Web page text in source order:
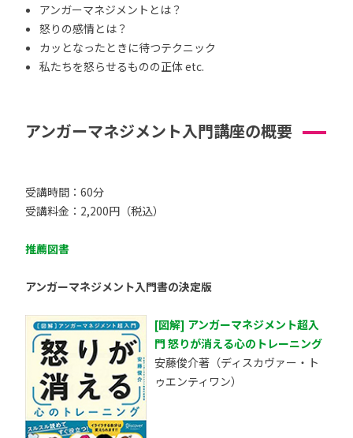
アンガーマネジメントとは？
怒りの感情とは？
カッとなったときに待つテクニック
私たちを怒らせるものの正体 etc.
アンガーマネジメント入門講座の概要
受講時間：60分
受講料金：2,200円（税込）
推薦図書
アンガーマネジメント入門書の決定版
[図解] アンガーマネジメント超入
門 怒りが消える心のトレーニング
安藤俊介著（ディスカヴァー・ト
ゥエンティワン）